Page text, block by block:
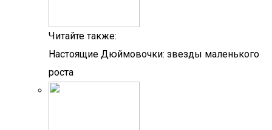
Читайте также:
Настоящие Дюймовочки: звезды маленького
роста